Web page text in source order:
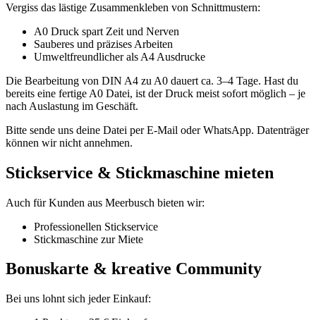
Vergiss das lästige Zusammenkleben von Schnittmustern:
A0 Druck spart Zeit und Nerven
Sauberes und präzises Arbeiten
Umweltfreundlicher als A4 Ausdrucke
Die Bearbeitung von DIN A4 zu A0 dauert ca. 3–4 Tage. Hast du
bereits eine fertige A0 Datei, ist der Druck meist sofort möglich – je
nach Auslastung im Geschäft.
Bitte sende uns deine Datei per E-Mail oder WhatsApp. Datenträger
können wir nicht annehmen.
Stickservice & Stickmaschine mieten
Auch für Kunden aus Meerbusch bieten wir:
Professionellen Stickservice
Stickmaschine zur Miete
Bonuskarte & kreative Community
Bei uns lohnt sich jeder Einkauf: